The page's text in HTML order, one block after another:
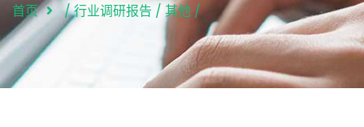
首页 /行业调研报告 / 其他 /